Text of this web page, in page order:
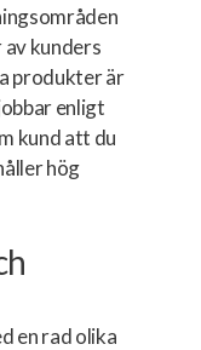
av kunders
produkter är
enligt
kund att du
hög
en rad olika